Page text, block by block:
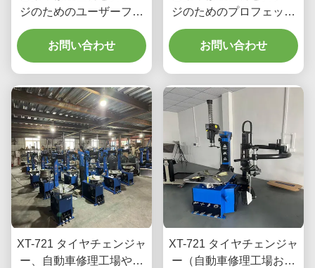
ジのためのユーザーフレ
ンドリータイヤ交換機
CE認証と使いやすい
お問い合わせ
ジのためのプロフェッシ
ョナルでタイヤを簡単に
交換する CE 認証
お問い合わせ
XT-721 タイヤチェンジャ
ー、自動車修理工場やガ
XT-721 タイヤチェンジャ
ー（自動車修理工場およ